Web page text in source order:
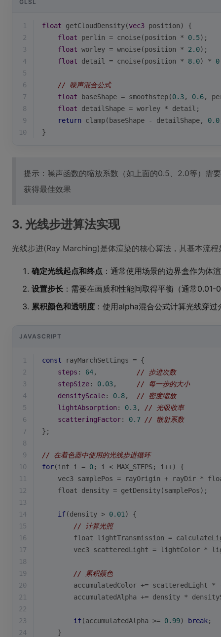
GLSL
1 float getCloudDensity(vec3 position) {
2
float perlin = cnoise(position * 0.5);
3
float worley = wnoise(position * 2.0);
4
float detail = cnoise(position * 8.0) *
5
6
// 噪声混合公式
7
float baseShape = smoothstep(0.3, 0.6,
8
float detailShape = worley * detail;
9
return clamp(baseShape - detailShape, 0.0
10
}
提示：噪声函数的缩放系数（如上面的0.5、2.0等）需
获得最佳效果
3. 光线步进算法实现
光线步进(Ray Marching)是体渲染的核心算法，其基本流程
确定光线起点和终点 ：通常使用场景的边界盒作为体
设置步长 ：需要在画质和性能间取得平衡（通常0.01-
累积颜色和透明度 ：使用alpha混合公式计算光线穿过
JAVASCRIPT
1 const rayMarchSettings = {
2
steps : 64, // 步进次数
3
stepSize: 0.03, // 每一步的大小
4
densityScale: 0.8, // 密度缩放
5
lightAbsorption : 0.3, // 光吸收率
6
scatteringFactor: 0.7 // 散射系数
7
};
8
9
// 在着色器中使用的光线步进循环
10
for(int i = 0; i < MAX_STEPS; i++) {
11
vec3 samplePos = rayOrigin + rayDir *
12
    float density = getDensity(samplePos);
13
14
if(density > 0.01 ) {
15
// 计算光照
16
float lightTransmission =
17
vec3 scatteredLight = lightColor *
18
19
// 累积颜色
20
accumulatedColor += scatteredLight *
21
accumulatedAlpha += density *
22
23
if(accumulatedAlpha >= 0.99) break;
24
    }